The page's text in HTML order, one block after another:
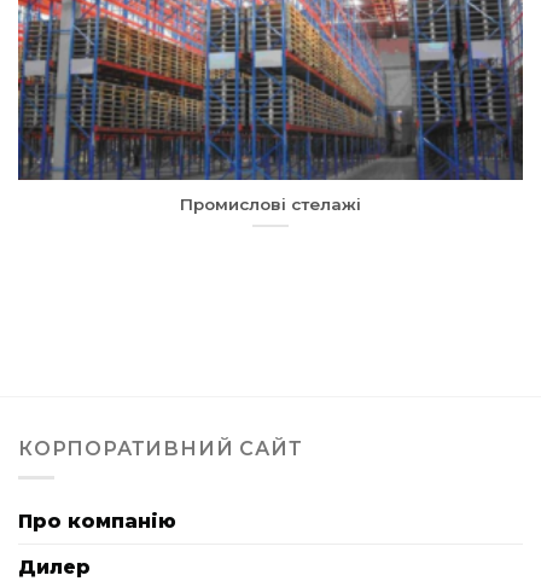
Промислові стелажі
КОРПОРАТИВНИЙ САЙТ
Про компанію
Дилер